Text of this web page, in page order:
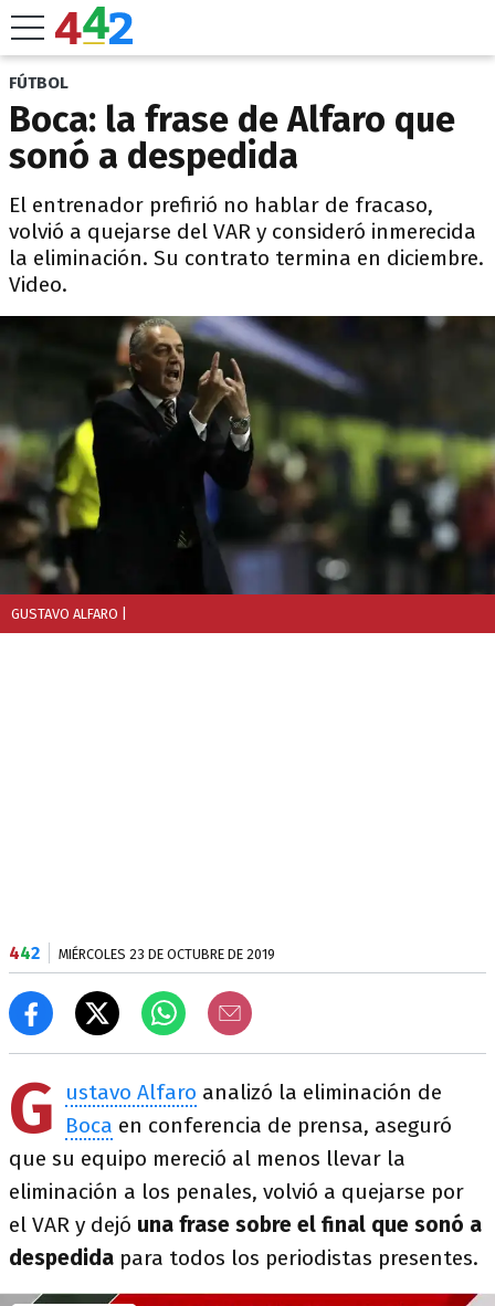
FÚTBOL
Boca: la frase de Alfaro que
sonó a despedida
El entrenador prefirió no hablar de fracaso,
volvió a quejarse del VAR y consideró inmerecida
la eliminación. Su contrato termina en diciembre.
Video.
GUSTAVO ALFARO
442 MIÉRCOLES 23 DE OCTUBRE DE 2019
G ustavo Alfaro analizó la eliminación de
Boca en conferencia de prensa, aseguró
que su equipo mereció al menos llevar la
eliminación a los penales, volvió a quejarse por
el VAR y dejó una frase sobre el final que sonó a
despedida para todos los periodistas presentes.